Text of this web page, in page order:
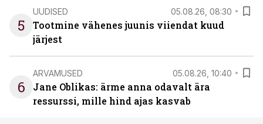
5
UUDISED 05.08.26, 08:30
Tootmine vähenes juunis viiendat kuud
järjest
6
ARVAMUSED 05.08.26, 10:40
Jane Oblikas: ärme anna odavalt ära
ressurssi, mille hind ajas kasvab